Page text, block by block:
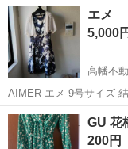
エメ
5,000
高幡不
AIMER エメ 9号サイズ 結婚式や披露宴などで使えるパーティードレス
です。青系、ネイビー☓
マルなシーンでもオススメ♪ サイドジッパー 背部の紐でサイズ
きます。 ノーブ...
東京 日野市 高
GU 花
200円